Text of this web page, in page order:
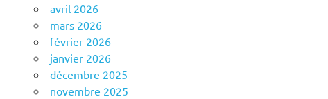
avril 2026
mars 2026
février 2026
janvier 2026
décembre 2025
novembre 2025